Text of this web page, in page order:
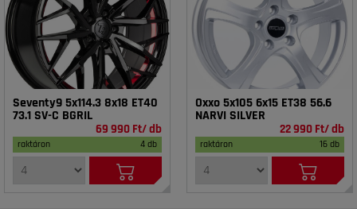
Seventy9 5x114.3 8x18 ET40
73.1 SV-C BGRIL
69 990 Ft/ db
raktáron 4 db
Oxxo 5x105 6x15 ET38 56.6
NARVI SILVER
22 990 Ft/ db
raktáron 16 db